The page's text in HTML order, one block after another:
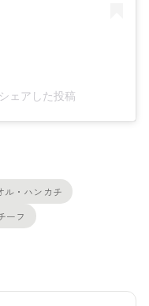
ェアした投稿
ル・ハンカチ
ーフ